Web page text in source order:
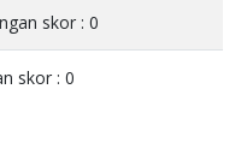
skor : 0
skor : 0